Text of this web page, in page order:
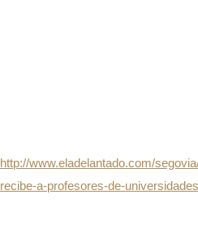
http://www.eladelantado.com/
recibe-a-profesores-de-